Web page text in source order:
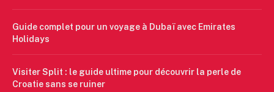
Guide complet pour un voyage à Dubaï avec Emirates
Holidays
Visiter Split : le guide ultime pour découvrir la perle de
Croatie sans se ruiner